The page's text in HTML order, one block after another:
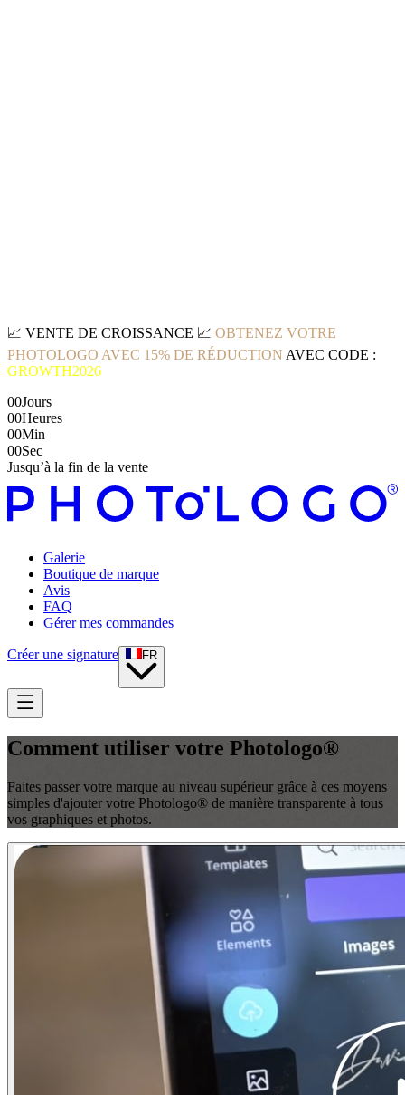
📈 VENTE DE CROISSANCE 📈 OBTENEZ VOTRE
PHOTOLOGO AVEC 15% DE RÉDUCTION AVEC CODE :
GROWTH2026
00Jours
00Heures
00Min
00Sec
Jusqu’à la fin de la vente
Galerie
Boutique de marque
Avis
FAQ
Gérer mes commandes
Créer une signature FR
Comment utiliser votre Photologo®
Faites passer votre marque au niveau supérieur grâce à ces moyens
simples d'ajouter votre Photologo® de manière transparente à tous
vos graphiques et photos.